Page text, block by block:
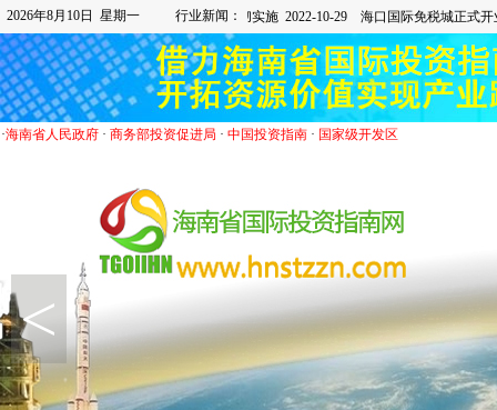
2026年8月10日 星期一 行业新闻：
·海南省人民政府· 商务部投资促进局 · 中国投资指南· 国家级开发区
<